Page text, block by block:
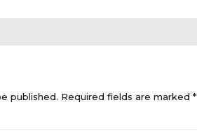
published. Required fields are marked *